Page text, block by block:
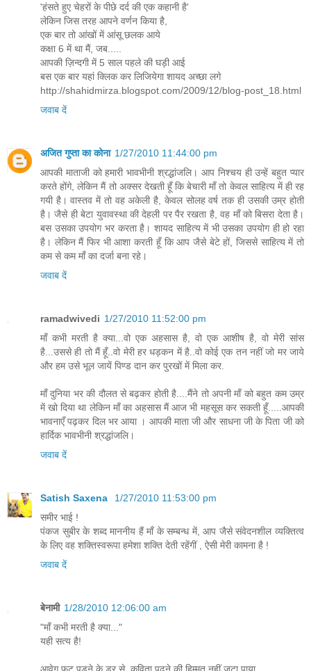
'हंसते हुए चेहरों के पीछे दर्द की एक कहानी है'
लेकिन जिस तरह आपने वर्णन किया है,
एक बार तो आंखों में आंसू छलक आये
कक्षा 6 में था मैं, जब.....
आपकी ज़िन्दगी में 5 साल पहले की घड़ी आई
बस एक बार यहां क्लिक कर लिजियेगा शायद अच्छा लगे
http://shahidmirza.blogspot.com/2009/12/blog-post_18.html
जवाब दें
अजित गुप्ता का कोना 1/27/2010 11:44:00 pm
आपकी माताजी को हमारी भावभीनी श्रद्धांजलि। आप निश्‍चय ही उन्‍हें बहुत प्‍यार
करते होंगे, लेकिन मैं तो अक्‍सर देखती हूँ कि बेचारी माँ तो केवल साहित्‍य में ही रह
गयी है। वास्‍तव में तो वह अकेली है, केवल सोलह वर्ष तक ही उसकी उम्र होती
है। जैसे ही बेटा युवावस्‍था की देहली पर पैर रखता है, वह माँ को बिसरा देता है।
बस उसका उपयोग भर करता है। शायद साहित्‍य में भी उसका उपयोग ही हो रहा
है। लेकिन मैं फिर भी आशा करती हूँ कि आप जैसे बेटे हों, जिससे साहित्‍य में तो
कम से कम माँ का दर्जा बना रहे।
जवाब दें
ramadwivedi 1/27/2010 11:52:00 pm
माँ कभी मरती है क्या...वो एक अहसास है, वो एक आशीष है, वो मेरी सांस
है...उससे ही तो मैं हूँ..वो मेरी हर धड़कन में है..वो कोई एक तन नहीं जो मर जाये
और हम उसे भूल जायें पिण्ड दान कर पुरखों में मिला कर.
माँ दुनिया भर की दौलत से बढ़कर होती है....मैंने तो अपनी माँ को बहुत कम उम्र
में खो दिया था लेकिन माँ का अहसास मैं आज भी महसूस कर सकती हूँ.....आपकी
भावनाएँ पढ़कर दिल भर आया । आपकी माता जी और साधना जी के पिता जी को
हार्दिक भावभीनी श्रद्धांजलि।
जवाब दें
Satish Saxena
1/27/2010 11:53:00 pm
समीर भाई !
पंकज सुबीर के शब्द माननीय हैं माँ के सम्बन्ध में, आप जैसे संवेदनशील व्यक्तित्व
के लिए वह शक्तिस्वरूपा हमेशा शक्ति देती रहेंगीं , ऐसी मेरी कामना है !
जवाब दें
बेनामी 1/28/2010 12:06:00 am
"माँ कभी मरती है क्या..."
यही सत्य है!
आवेग फूट पड़ने के डर से, कविता पढ़ने की हिम्मत नहीं जुटा पाया